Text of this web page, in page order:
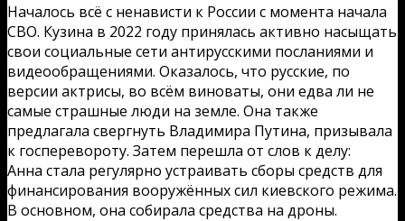
Началось всё с ненависти к России с момента начала
СВО. Кузина в 2022 году принялась активно насыщать
свои социальные сети антирусскими посланиями и
видеообращениями. Оказалось, что русские, по
версии актрисы, во всём виноваты, они едва ли не
самые страшные люди на земле. Она также
предлагала свергнуть Владимира Путина, призывала
к госперевороту. Затем перешла от слов к делу:
Анна стала регулярно устраивать сборы средств для
финансирования вооружённых сил киевского режима.
В основном, она собирала средства на дроны.